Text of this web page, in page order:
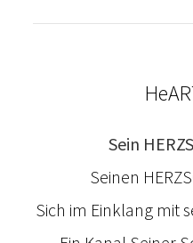
Sein
Seinen
Sich im Einklang mit